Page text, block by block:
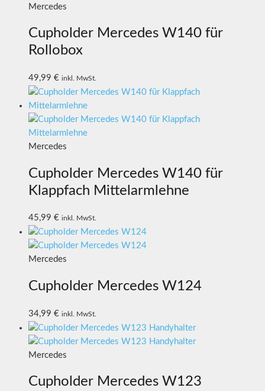
Mercedes
Cupholder Mercedes W140 für
Rollobox
49,99 € inkl. MwSt.
Mercedes
Cupholder Mercedes W140 für
Klappfach Mittelarmlehne
45,99 € inkl. MwSt.
Mercedes
Cupholder Mercedes W124
34,99 € inkl. MwSt.
Mercedes
Cupholder Mercedes W123